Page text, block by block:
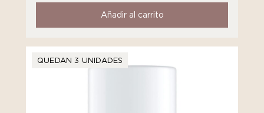
Añadir al carrito
QUEDAN 3 UNIDADES